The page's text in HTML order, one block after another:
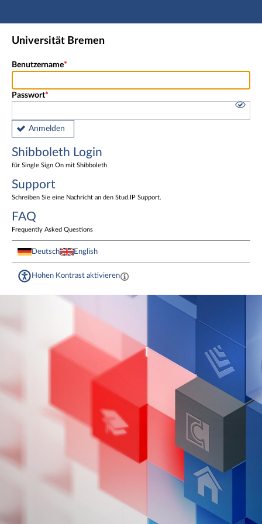
Hauptnavigation
Shibboleth Login
Universität Bremen
Benutzername
Passwort
Anmelden
Shibboleth Login
für Single Sign On mit Shibboleth
Support
Schreiben Sie eine Nachricht an den Stud.IP Support.
FAQ
Frequently Asked Questions
Deutsch English
Hohen Kontrast aktivieren